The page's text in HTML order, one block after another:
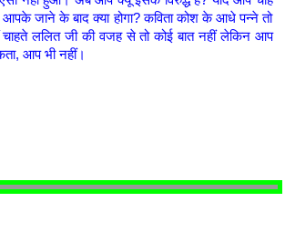
जाने के बाद क्या होगा? कविता कोश के आधे पन्ने तो
ललित जी की वजह से तो कोई बात नहीं लेकिन आप
आप भी नहीं।